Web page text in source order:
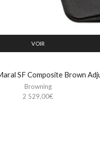
VOIR
SF Composite Brown
Browning
2 529,00€